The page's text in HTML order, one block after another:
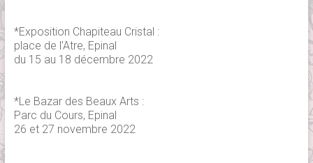
*Exposition Chapiteau Cristal :
place de l'Atre, Epinal
du 15 au 18 décembre 2022
*Le Bazar des Beaux Arts :
Parc du Cours, Epinal
26 et 27 novembre 2022